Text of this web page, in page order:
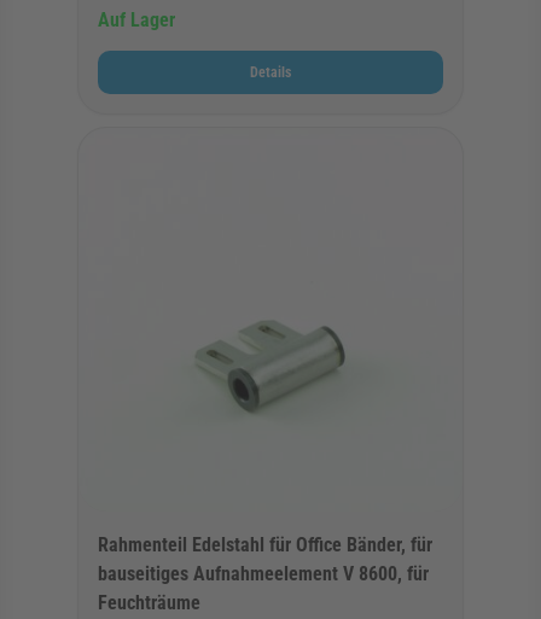
Auf Lager
Details
Rahmenteil Edelstahl für Office Bänder, für
bauseitiges Aufnahmeelement V 8600, für
Feuchträume